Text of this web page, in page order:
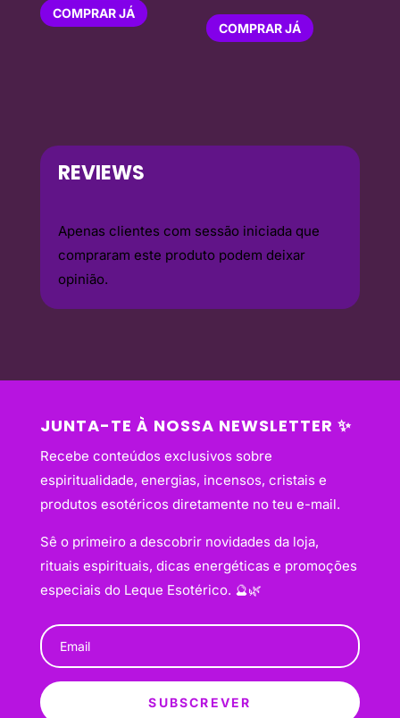
COMPRAR JÁ
COMPRAR JÁ
REVIEWS
Apenas clientes com sessão iniciada que
compraram este produto podem deixar
opinião.
JUNTA-TE À NOSSA NEWSLETTER ✨
Recebe conteúdos exclusivos sobre
espiritualidade, energias, incensos, cristais e
produtos esotéricos diretamente no teu e-mail.
Sê o primeiro a descobrir novidades da loja,
rituais espirituais, dicas energéticas e promoções
especiais do Leque Esotérico. 🔮🌿
SUBSCREVER